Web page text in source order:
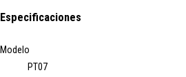
Especificaciones
Modelo
PT07